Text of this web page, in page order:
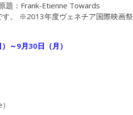
題：Frank-Etienne Towards
。 ※2013年度ヴェネチア国際映画祭
～9月30日（月）